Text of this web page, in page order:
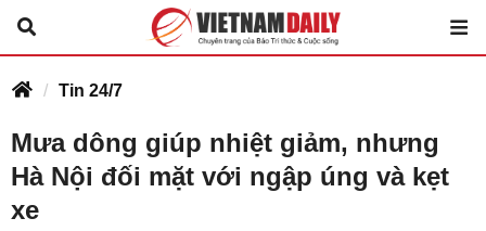
Tin 24/7
Mưa dông giúp nhiệt giảm, nhưng
Hà Nội đối mặt với ngập úng và kẹt
xe